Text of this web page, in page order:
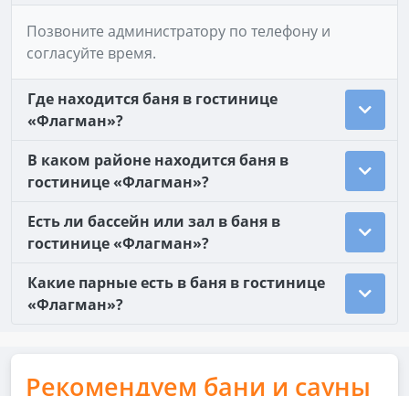
Позвоните администратору по телефону и
согласуйте время.
Где находится баня в гостинице
«Флагман»?
В каком районе находится баня в
гостинице «Флагман»?
Есть ли бассейн или зал в баня в
гостинице «Флагман»?
Какие парные есть в баня в гостинице
«Флагман»?
Рекомендуем бани и сауны